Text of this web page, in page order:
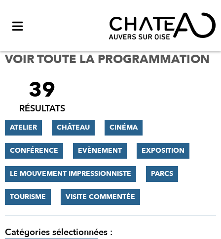
VOIR TOUTE LA PROGRAMMATION
FILTRER
RÉSULTATS
39
RÉSULTATS
ATELIER CHÂTEAU CINÉMA
CONFÉRENCE EVÈNEMENT EXPOSITION
LE MOUVEMENT IMPRESSIONNISTE PARCS
TOURISME VISITE COMMENTÉE
Catégories sélectionnées :